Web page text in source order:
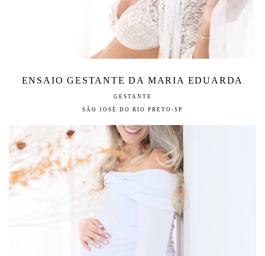
ENSAIO GESTANTE DA MARIA EDUARDA
GESTANTE
SÃO JOSÉ DO RIO PRETO-SP